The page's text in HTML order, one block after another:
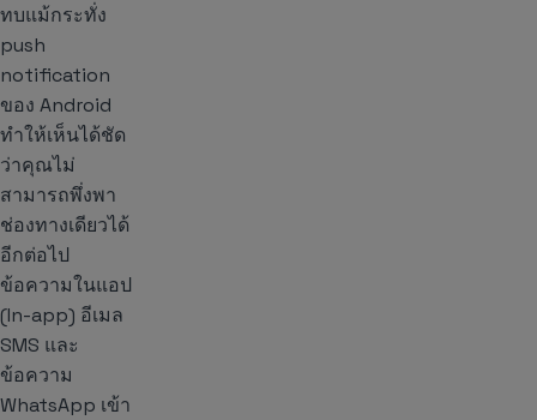
ทบแม้กระทั่ง
push
notification
ของ Android
ทำให้เห็นได้ชัด
ว่าคุณไม่
สามารถพึ่งพา
ช่องทางเดียวได้
อีกต่อไป
ข้อความในแอป
(In-app) อีเมล
SMS และ
ข้อความ
WhatsApp เข้า